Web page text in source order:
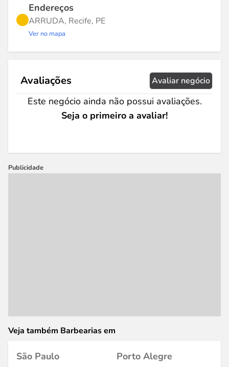
Endereços
ARRUDA, Recife, PE
Ver no mapa
Avaliações Avaliar negócio
Este negócio ainda não possui avaliações.
Seja o primeiro a avaliar!
Publicidade
Veja também Barbearias em
São Paulo
Porto Alegre